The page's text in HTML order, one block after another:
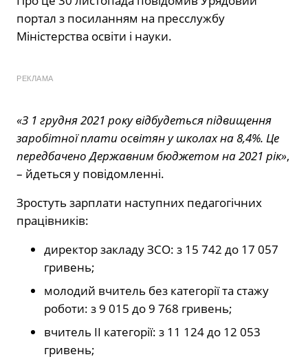
портал з посиланням на пресслужбу
Міністерства освіти і науки.
РЕКЛАМА
«З 1 грудня 2021 року відбудеться підвищення
заробітної плати освітян у школах на 8,4%. Це
передбачено Державним бюджетом на 2021 рік»,
– йдеться у повідомленні.
Зростуть зарплати наступних педагогічних
працівників:
директор закладу ЗСО: з 15 742 до 17 057
гривень;
молодий вчитель без категорії та стажу
роботи: з 9 015 до 9 768 гривень;
вчитель ІІ категорії: з 11 124 до 12 053
гривень;